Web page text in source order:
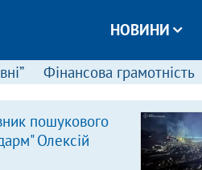
НОВИНИ
Фінансова грамотність
пошукового
Олексій